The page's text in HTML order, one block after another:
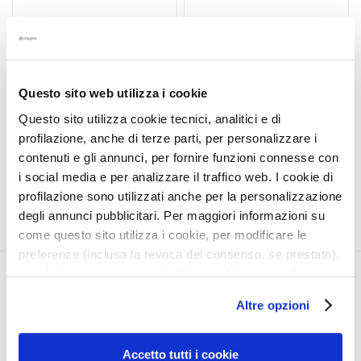
Questo sito web utilizza i cookie
Questo sito utilizza cookie tecnici, analitici e di
profilazione, anche di terze parti, per personalizzare i
contenuti e gli annunci, per fornire funzioni connesse con
i social media e per analizzare il traffico web. I cookie di
profilazione sono utilizzati anche per la personalizzazione
degli annunci pubblicitari. Per maggiori informazioni su
come questo sito utilizza i cookie, per modificare le
preferenze (inclusa la revoca del consenso, se prestato),
nonché per sapere come trattiamo i dati personali –
l’informativa cookie completa e l’informativa privacy
disponibiliqui. Le ricordiamo che, qualora clicchi su
“Utilizza solo i cookie necessari”, non sarà installato
Altre opzioni
Accetto tutti i cookie
e
n
t
s
s
p
é
c
i
f
i
q
s
HYALURONIQUE
Hydratant, pour un usage
fréquent. Pour tous les
types de cheveux.
produit non disponible
Hydratant, pour un usage
fréquent. Pour tous les
types de cheveux.
28,50 €
CORPORATE
Contacts
MON PROFIL
Informations du compte
Carnet d'adresses